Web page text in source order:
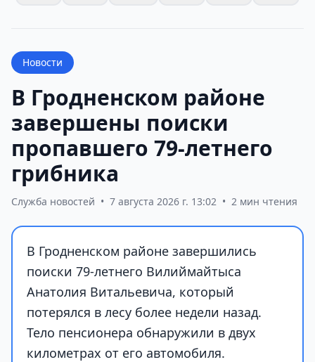
Новости
В Гродненском районе
завершены поиски
пропавшего 79-летнего
грибника
Служба новостей • 7 августа 2026 г. 13:02 • 2 мин чтения
В Гродненском районе завершились
поиски 79-летнего Вилиймайтыса
Анатолия Витальевича, который
потерялся в лесу более недели назад.
Тело пенсионера обнаружили в двух
километрах от его автомобиля.